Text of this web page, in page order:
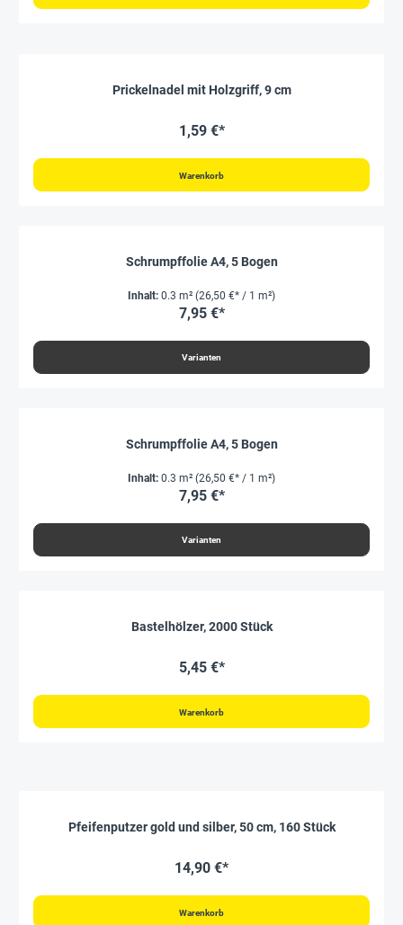
Prickelnadel mit Holzgriff, 9 cm
1,59 €*
Warenkorb
Schrumpffolie A4, 5 Bogen
Inhalt: 0.3 m² (26,50 €* / 1 m²)
7,95 €*
Varianten
Schrumpffolie A4, 5 Bogen
Inhalt: 0.3 m² (26,50 €* / 1 m²)
7,95 €*
Varianten
Bastelhölzer, 2000 Stück
5,45 €*
Warenkorb
Pfeifenputzer gold und silber, 50 cm, 160 Stück
14,90 €*
Warenkorb